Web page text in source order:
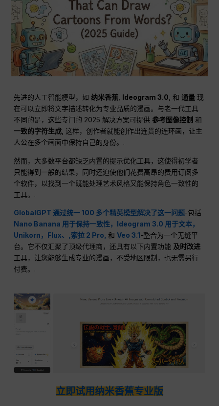
先进的人工智能模型，如 纳米香蕉 Ideogram 3.0 , 和通量 现
在可以立即将文字描述转化为专业品质的漫画。与老一代工具
不同的是，这些专门的 2025 解决方案可提供参考图像控制 和
一致的字符生成 , 这样，创作者就能创作出连贯的连环画，让主
人公在多个画面中保持自己的身份。.
然而，大多数平台都缺乏内置的提示优化工具，这使得初学者
只能得到一般的结果，同时还迫使他们花费高昂的费用订阅多
个软件，以找到一个既能处理艺术风格又能保持角色一致性的
工具。.
GlobalGPT 通过统一 100 多个精英模型解决了这一问题-包括
Nano Banana 用于保持一致性，Ideogram 3.0 用于文本，
Unikorn，Flux、, 索拉 2 Pro,和Veo 3.1-整合为一个无缝平
台。它不仅汇聚了顶级代理商，还具有以下内置功能 及时改进
工具，让您能够生成专业的漫画，不受地区限制，也无需另行
付费。.
立即试用纳米香蕉专业版